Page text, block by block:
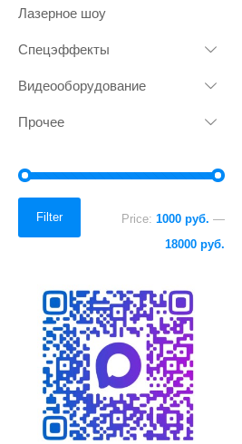
Лазерное шоу
Спецэффекты
Видеооборудование
Прочее
price
price
Filter Price: 1000 руб. —
18000 руб.